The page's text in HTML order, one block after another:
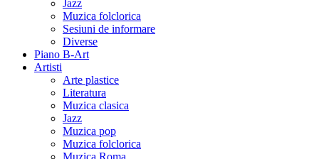
Jazz
Muzica folclorica
Sesiuni de informare
Diverse
Piano B-Art
Artisti
Arte plastice
Literatura
Muzica clasica
Jazz
Muzica pop
Muzica folclorica
Muzica Roma